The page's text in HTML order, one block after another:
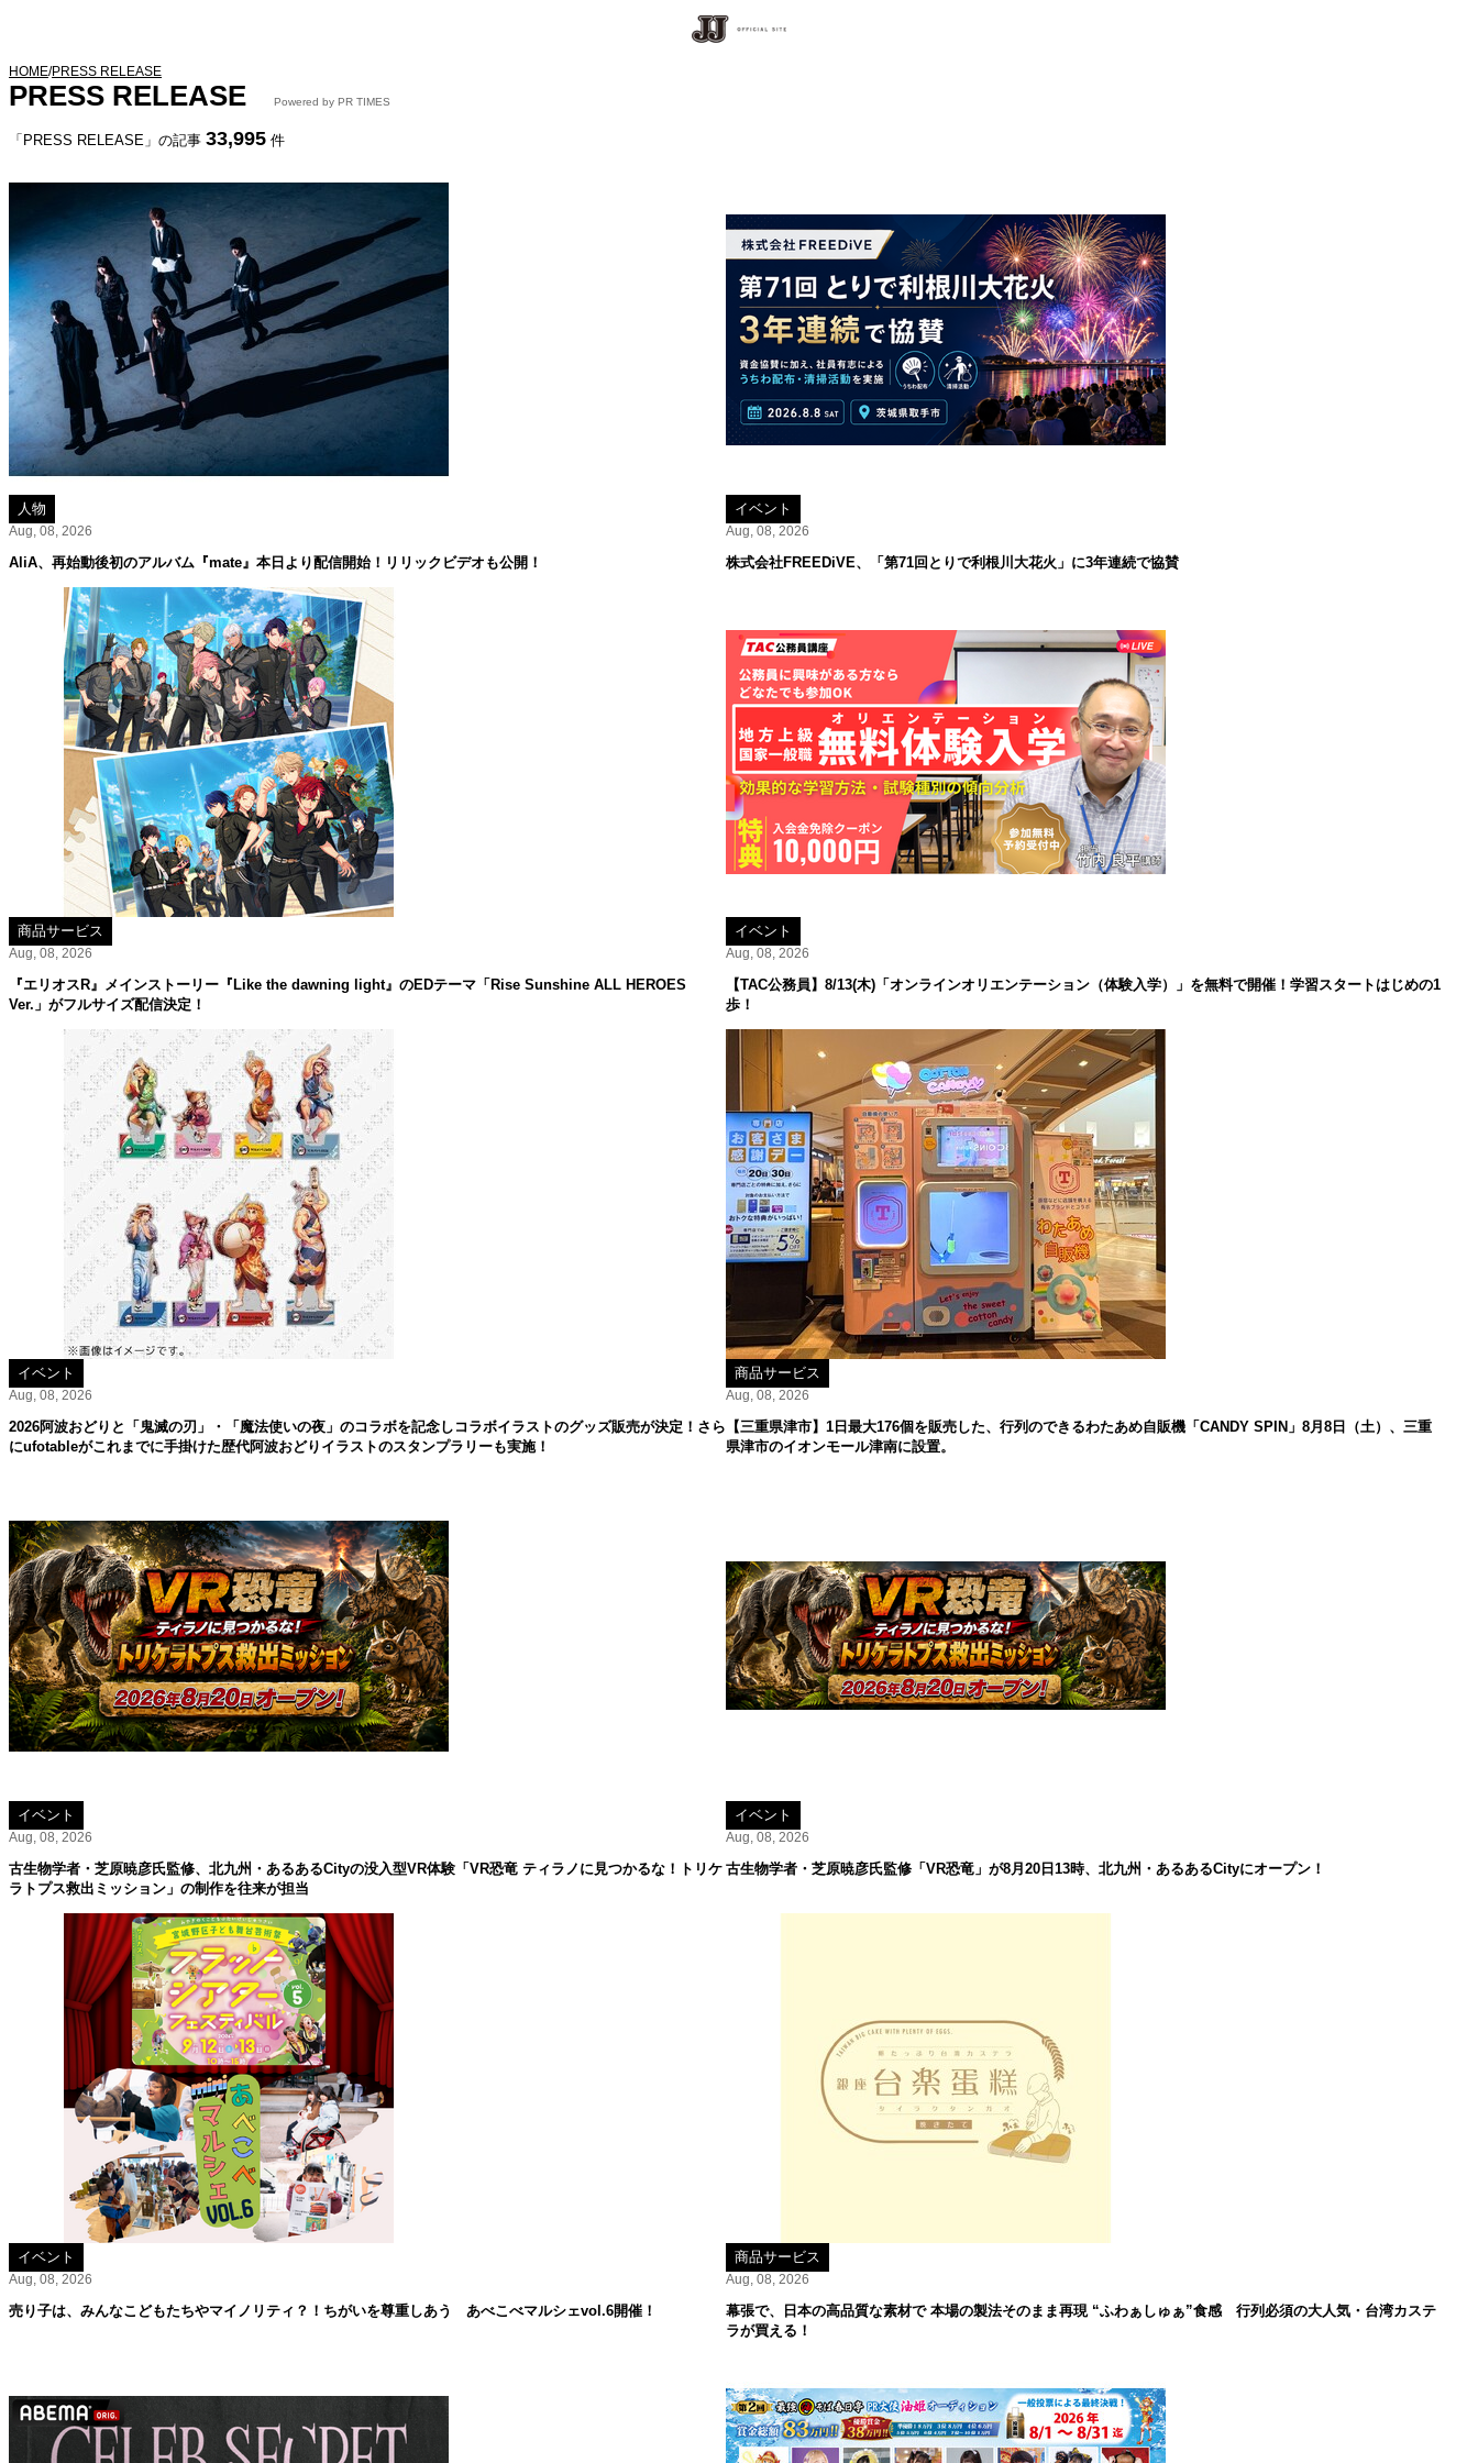
HOME/PRESS RELEASE
PRESS RELEASE Powered by PR TIMES
「PRESS RELEASE」の記事 33,995 件
人物
Aug, 08, 2026
AliA、再始動後初のアルバム『mate』本日より配信開始！リリックビデオも公開！
イベント
Aug, 08, 2026
株式会社FREEDiVE、「第71回とりで利根川大花火」に3年連続で協賛
商品サービス
Aug, 08, 2026
『エリオスR』メインストーリー『Like the dawning light』のEDテーマ「Rise Sunshine ALL HEROES
Ver.」がフルサイズ配信決定！
イベント
Aug, 08, 2026
【TAC公務員】8/13(木)「オンラインオリエンテーション（体験入学）」を無料で開催！学習スタートはじめの1
歩！
イベント
Aug, 08, 2026
2026阿波おどりと「鬼滅の刃」・「魔法使いの夜」のコラボを記念しコラボイラストのグッズ販売が決定！さら
にufotableがこれまでに手掛けた歴代阿波おどりイラストのスタンプラリーも実施！
商品サービス
Aug, 08, 2026
【三重県津市】1日最大176個を販売した、行列のできるわたあめ自販機「CANDY SPIN」8月8日（土）、三重
県津市のイオンモール津南に設置。
イベント
Aug, 08, 2026
古生物学者・芝原暁彦氏監修、北九州・あるあるCityの没入型VR体験「VR恐竜 ティラノに見つかるな！トリケ
ラトプス救出ミッション」の制作を往来が担当
イベント
Aug, 08, 2026
古生物学者・芝原暁彦氏監修「VR恐竜」が8月20日13時、北九州・あるあるCityにオープン！
イベント
Aug, 08, 2026
売り子は、みんなこどもたちやマイノリティ？！ちがいを尊重しあう あべこべマルシェvol.6開催！
商品サービス
Aug, 08, 2026
幕張で、日本の高品質な素材で 本場の製法そのまま再現 “ふわぁしゅぁ”食感 行列必須の大人気・台湾カステ
ラが買える！